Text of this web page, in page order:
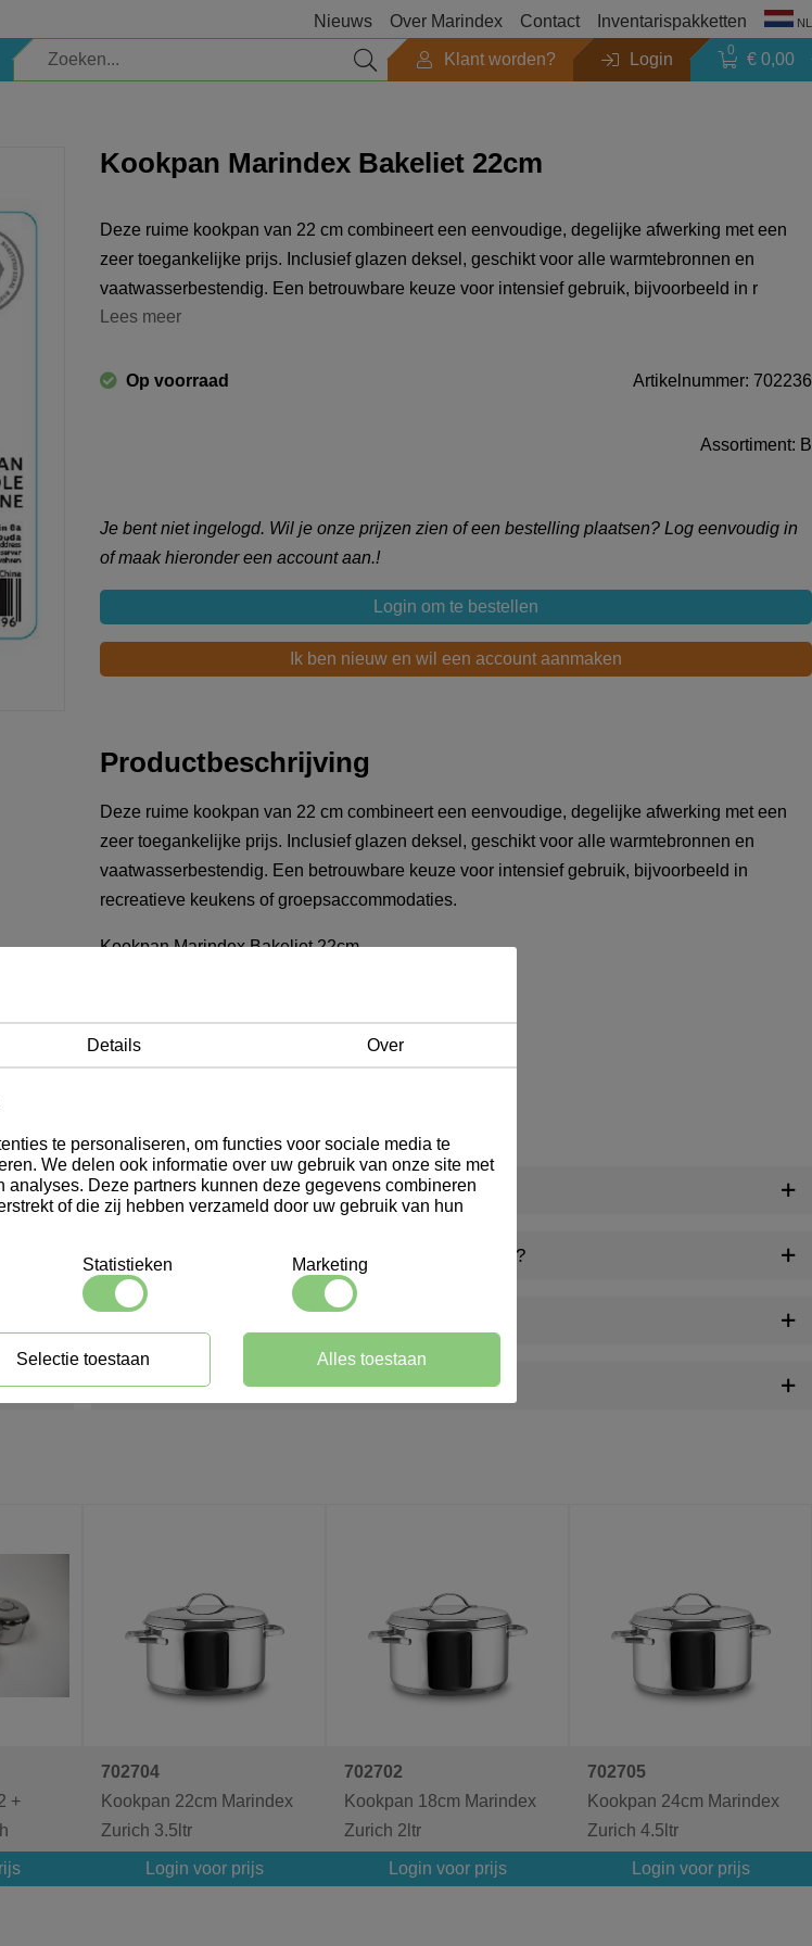
Nieuws Over Marindex Contact Inventarispakketten NL
Klant worden? Login 0 € 0,00
Kookpan Marindex Bakeliet 22cm
Deze ruime kookpan van 22 cm combineert een eenvoudige, degelijke afwerking met een
zeer toegankelijke prijs. Inclusief glazen deksel, geschikt voor alle warmtebronnen en
vaatwasserbestendig. Een betrouwbare keuze voor intensief gebruik, bijvoorbeeld in r
Lees meer
Op voorraad Artikelnummer: 702236
Assortiment: B
Je bent niet ingelogd. Wil je onze prijzen zien of een bestelling plaatsen? Log eenvoudig in
of maak hieronder een account aan.!
Login om te bestellen
Ik ben nieuw en wil een account aanmaken
Productbeschrijving
Deze ruime kookpan van 22 cm combineert een eenvoudige, degelijke afwerking met een
zeer toegankelijke prijs. Inclusief glazen deksel, geschikt voor alle warmtebronnen en
vaatwasserbestendig. Een betrouwbare keuze voor intensief gebruik, bijvoorbeeld in
recreatieve keukens of groepsaccommodaties.
Kookpan Marindex Bakeliet 22cm
Hoe kan ik klant worden bij Marindex?
Bieden jullie ook gepersonaliseerde producten aan?
Kan ik artikelen nabestellen na verloop van tijd?
+
702704
Kookpan 22cm Marindex
Zurich 3.5ltr
Login voor prijs
702702
Kookpan 18cm Marindex
Zurich 2ltr
Login voor prijs
702705
Kookpan 24cm Marindex
Zurich 4.5ltr
Login voor prijs
Zoeken op merk
Professioneel Producten catalogi
Details Over
te personaliseren, om functies voor sociale media te
We delen ook informatie over uw gebruik van onze site met
Deze partners kunnen deze gegevens combineren
of die zij hebben verzameld door uw gebruik van hun
Statistieken Marketing
Selectie toestaan Alles toestaan